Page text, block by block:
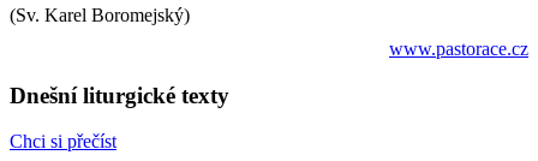
(Sv. Karel Boromejský)
www.pastorace.cz
Dnešní liturgické texty
Chci si přečíst